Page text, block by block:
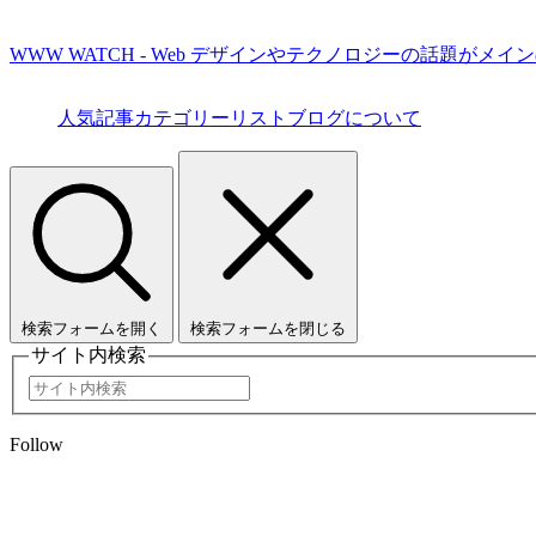
WWW WATCH - Web デザインやテクノロジーの話題がメイ
人気記事カテゴリーリスト ブログについて
検索フォームを開く 検索フォームを閉じる
サイト内検索
Follow